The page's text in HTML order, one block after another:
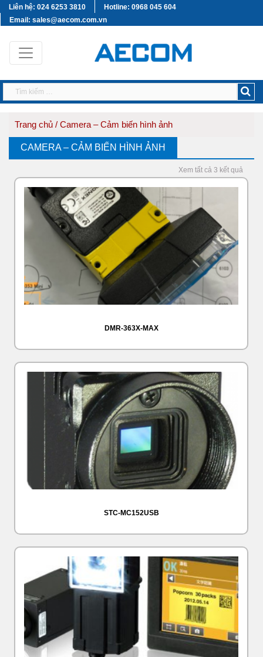
Liên hệ: 024 6253 3810
Hotline: 0968 045 604
Email: sales@aecom.com.vn
Trang chủ / Camera – Cảm biến hình ảnh
CAMERA – CẢM BIẾN HÌNH ẢNH
Xem tất cả 3 kết quả
DMR-363X-MAX
STC-MC152USB